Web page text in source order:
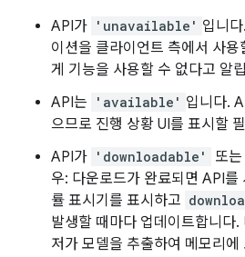
API가 'unavailable' 입니
이션을 클라이언트 측에서 사용
게 기능을 사용할 수 없다고 알
API는
'available' 입니다.
으므로 진행 상황 UI를 표시할
API가 'downloadable' 또는
우: 다운로드가 완료되면 API를
률 표시기를 표시하고
발생할 때마다 업데이트합니다
저가 모델을 추출하여 메모리